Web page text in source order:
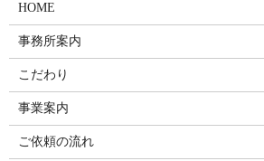
HOME
事務所案内
こだわり
事業案内
ご依頼の流れ